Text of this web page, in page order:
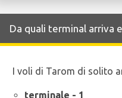
Da quali terminal arriva
I voli di Tarom di solito
terminale - 1